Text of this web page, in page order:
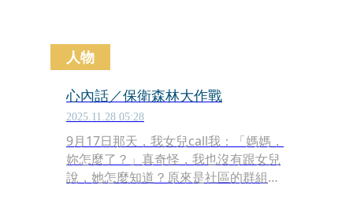
人物
心內話／保衛森林大作戰
2025.11.28 05:28
9月17日那天，我女兒call我：「媽媽，
妳怎麼了？」真奇怪，我也沒有跟女兒
說，她怎麼知道？原來是社區的群組傳